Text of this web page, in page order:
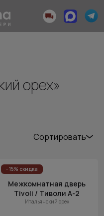
орех»
Сортировать
Цена
(возр.)
Цена (убыв.)
- 15% скидка
Межкомнатная дверь
Tivoli / Тиволи А-2
Итальянский орех